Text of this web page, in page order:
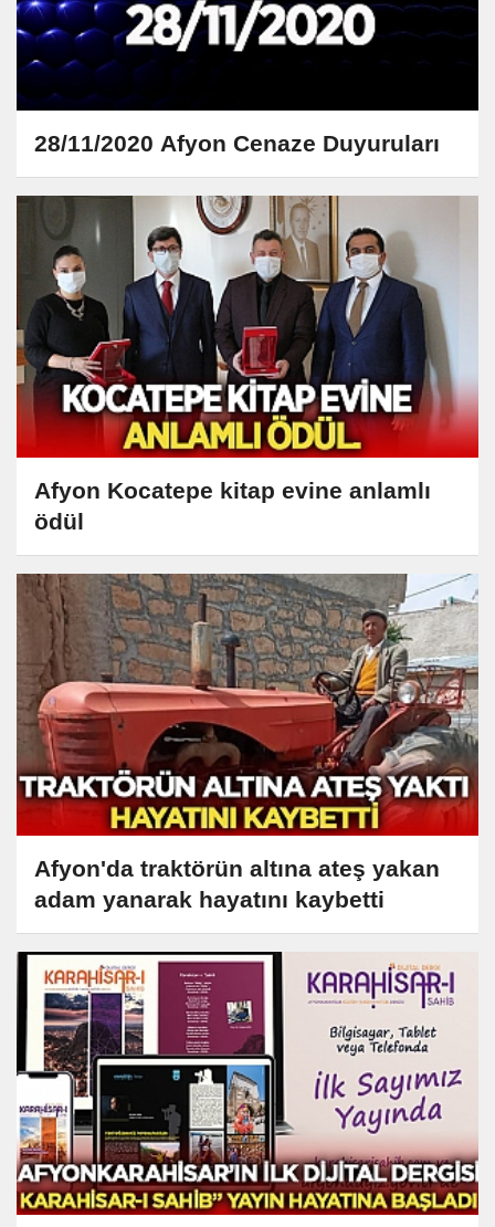
28/11/2020 Afyon Cenaze Duyuruları
Afyon Kocatepe kitap evine anlamlı
ödül
Afyon'da traktörün altına ateş yakan
adam yanarak hayatını kaybetti